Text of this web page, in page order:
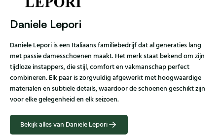
Daniele Lepori
Daniele Lepori is een Italiaans familiebedrijf dat al generaties lang
met passie damesschoenen maakt. Het merk staat bekend om zijn
tijdloze instappers, die stijl, comfort en vakmanschap perfect
combineren. Elk paar is zorgvuldig afgewerkt met hoogwaardige
materialen en subtiele details, waardoor de schoenen geschikt zijn
voor elke gelegenheid en elk seizoen.
Bekijk alles van Daniele Lepori